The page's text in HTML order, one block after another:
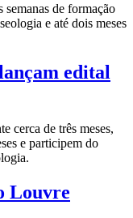
semanas de formação
e até dois meses
edital
cerca de três meses,
e participem do
Louvre